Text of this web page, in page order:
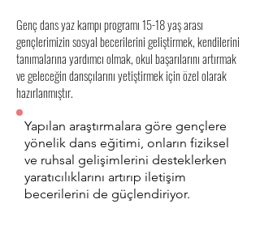
Genç dans yaz kampı programı 15-18 yaş arası
gençlerimizin sosyal becerilerini geliştirmek, kendilerini
tanımalarına yardımcı olmak, okul başarılarını artırmak
ve geleceğin dansçılarını yetiştirmek için özel olarak
hazırlanmıştır.
Yapılan araştırmalara göre gençlere
yönelik dans eğitimi, onların fiziksel
ve ruhsal gelişimlerini desteklerken
yaratıcılıklarını artırıp iletişim
becerilerini de güçlendiriyor.